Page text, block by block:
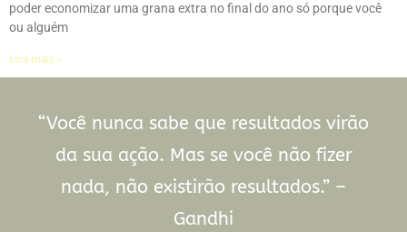
poder economizar uma grana extra no final do ano só porque você
ou alguém
Leia mais »
“Você nunca sabe que resultados virão
da sua ação. Mas se você não fizer
nada, não existirão resultados.” –
Gandhi